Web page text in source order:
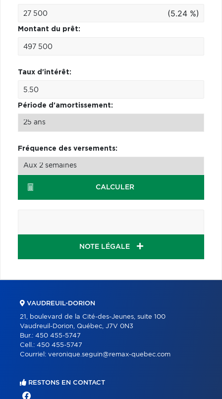
(5.24 %)
Montant du prêt:
Taux d'intérêt:
Période d'amortissement:
Fréquence des versements:
CALCULER
NOTE LÉGALE
VAUDREUIL-DORION
21, boulevard de la Cité-des-Jeunes, suite 100
Vaudreuil-Dorion, Québec, J7V 0N3
Bur.: 450 455-5747
Cell.: 450 455-5747
Courriel: veronique.seguin@remax-quebec.com
RESTONS EN CONTACT